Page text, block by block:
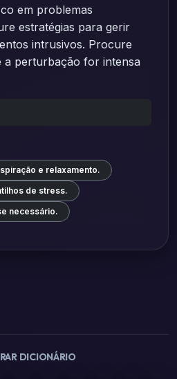
em problemas
estratégias para gerir
intrusivos. Procure
a perturbação for intensa
e relaxamento.
de stress.
necessário.
DICIONÁRIO